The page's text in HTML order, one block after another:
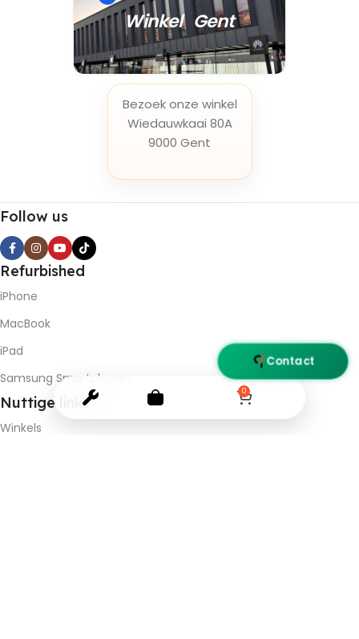
Winkel Gent
Bezoek onze winkel
Wiedauwkaai 80A
9000 Gent
Follow us
Refurbished
iPhone
MacBook
iPad
Samsung Smartphones
Nuttige links
Winkels
0
Contact